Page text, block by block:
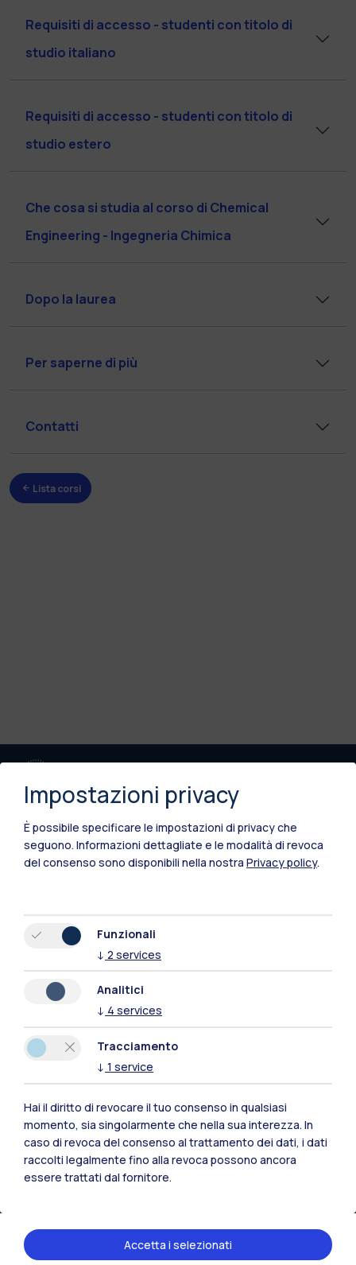
Requisiti di accesso - studenti con titolo di
studio italiano
Requisiti di accesso - studenti con titolo di
studio estero
Che cosa si studia al corso di Chemical
Engineering - Ingegneria Chimica
Dopo la laurea
Per saperne di più
Contatti
Lista corsi
Milano Leonardo
Milano Bovisa
Cremona
Lecco
Piacenza
Xi'an
Risorse
Impostazioni privacy
È possibile specificare le impostazioni di privacy che
seguono. Informazioni dettagliate e le modalità di revoca
del consenso sono disponibili nella nostra Privacy policy.
Funzionali
↓ 2 services
Analitici
↓ 4 services
Tracciamento
↓ 1 service
Hai il diritto di revocare il tuo consenso in qualsiasi
momento, sia singolarmente che nella sua interezza. In
caso di revoca del consenso al trattamento dei dati, i dati
raccolti legalmente fino alla revoca possono ancora
essere trattati dal fornitore.
Accetta i selezionati